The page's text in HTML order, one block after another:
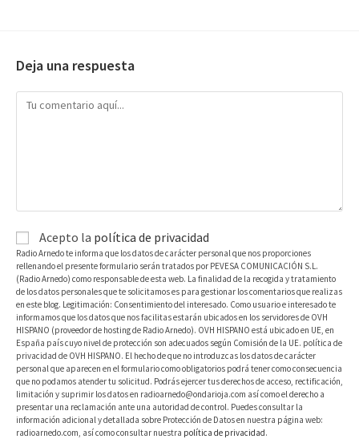
Deja una respuesta
Acepto la política de privacidad
Radio Arnedo te informa que los datos de carácter personal que nos proporciones
rellenando el presente formulario serán tratados por PEVESA COMUNICACIÓN S.L.
(Radio Arnedo) como responsable de esta web. La finalidad de la recogida y tratamiento
de los datos personales que te solicitamos es para gestionar los comentarios que realizas
en este blog. Legitimación: Consentimiento del interesado. Como usuario e interesado te
informamos que los datos que nos facilitas estarán ubicados en los servidores de OVH
HISPANO (proveedor de hosting de Radio Arnedo). OVH HISPANO está ubicado en UE, en
España país cuyo nivel de protección son adecuados según Comisión de la UE. política de
privacidad de OVH HISPANO. El hecho de que no introduzcas los datos de carácter
personal que aparecen en el formulario como obligatorios podrá tener como consecuencia
que no podamos atender tu solicitud. Podrás ejercer tus derechos de acceso, rectificación,
limitación y suprimir los datos en radioarnedo@ondarioja.com así como el derecho a
presentar una reclamación ante una autoridad de control. Puedes consultar la
información adicional y detallada sobre Protección de Datos en nuestra página web:
radioarnedo.com, así como consultar nuestra política de privacidad.